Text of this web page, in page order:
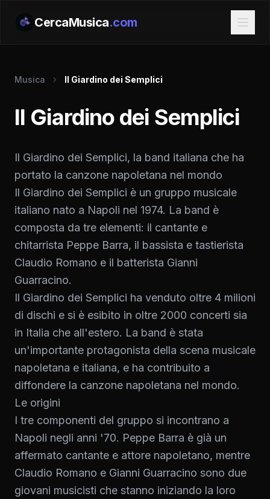
CercaMusica.com
Musica Il Giardino dei Semplici
Il Giardino dei Semplici
Il Giardino dei Semplici, la band italiana che ha
portato la canzone napoletana nel mondo
Il Giardino dei Semplici è un gruppo musicale
italiano nato a Napoli nel 1974. La band è
composta da tre elementi: il cantante e
chitarrista Peppe Barra, il bassista e tastierista
Claudio Romano e il batterista Gianni
Guarracino.
Il Giardino dei Semplici ha venduto oltre 4 milioni
di dischi e si è esibito in oltre 2000 concerti sia
in Italia che all'estero. La band è stata
un'importante protagonista della scena musicale
napoletana e italiana, e ha contribuito a
diffondere la canzone napoletana nel mondo.
Le origini
I tre componenti del gruppo si incontrano a
Napoli negli anni '70. Peppe Barra è già un
affermato cantante e attore napoletano, mentre
Claudio Romano e Gianni Guarracino sono due
giovani musicisti che stanno iniziando la loro